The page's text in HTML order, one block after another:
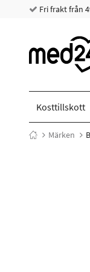
Fri frakt från
Kosttillskott
Märken